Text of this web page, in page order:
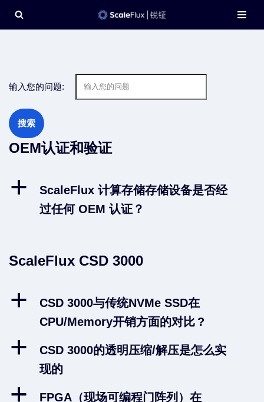
Skip
输入您的问题:
OEM认证和验证
a
ScaleFlux 计算存储存储设备是否经
过任何 OEM 认证？
ScaleFlux CSD 3000
a
CSD 3000与传统NVMe SSD在
CPU/Memory开销方面的对比 ?
a
CSD 3000的透明压缩/解压是怎么实
现的
a
FPGA（现场可编程门阵列）在